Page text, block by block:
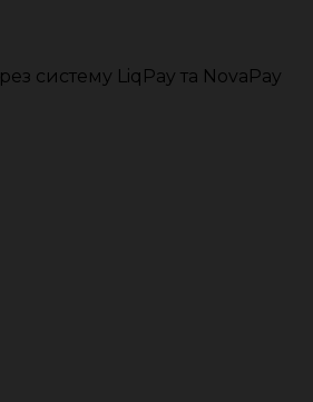
систему LiqPay та NovaPay